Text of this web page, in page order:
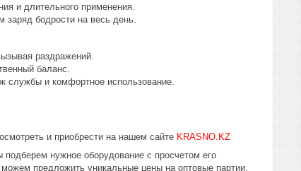
и длительного применения.
бодрости на весь день.
раздражений.
баланс.
службы и комфортное использование.
и приобрести на нашем сайте KRASNO.KZ
нужное оборудование с просчетом его
предложить уникальные цены на оптовые партии.